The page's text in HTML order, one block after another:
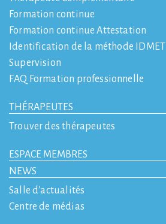
Formation continue
Formation continue Attestation
Identification de la méthode IDMET
Supervision
FAQ Formation professionnelle
THÉRAPEUTES
Trouver des thérapeutes
ESPACE MEMBRES
NEWS
Salle d'actualités
Centre de médias